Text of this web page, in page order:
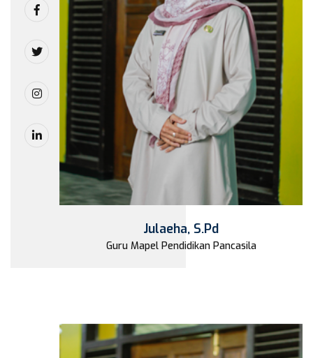
Julaeha, S.Pd
Guru Mapel Pendidikan Pancasila